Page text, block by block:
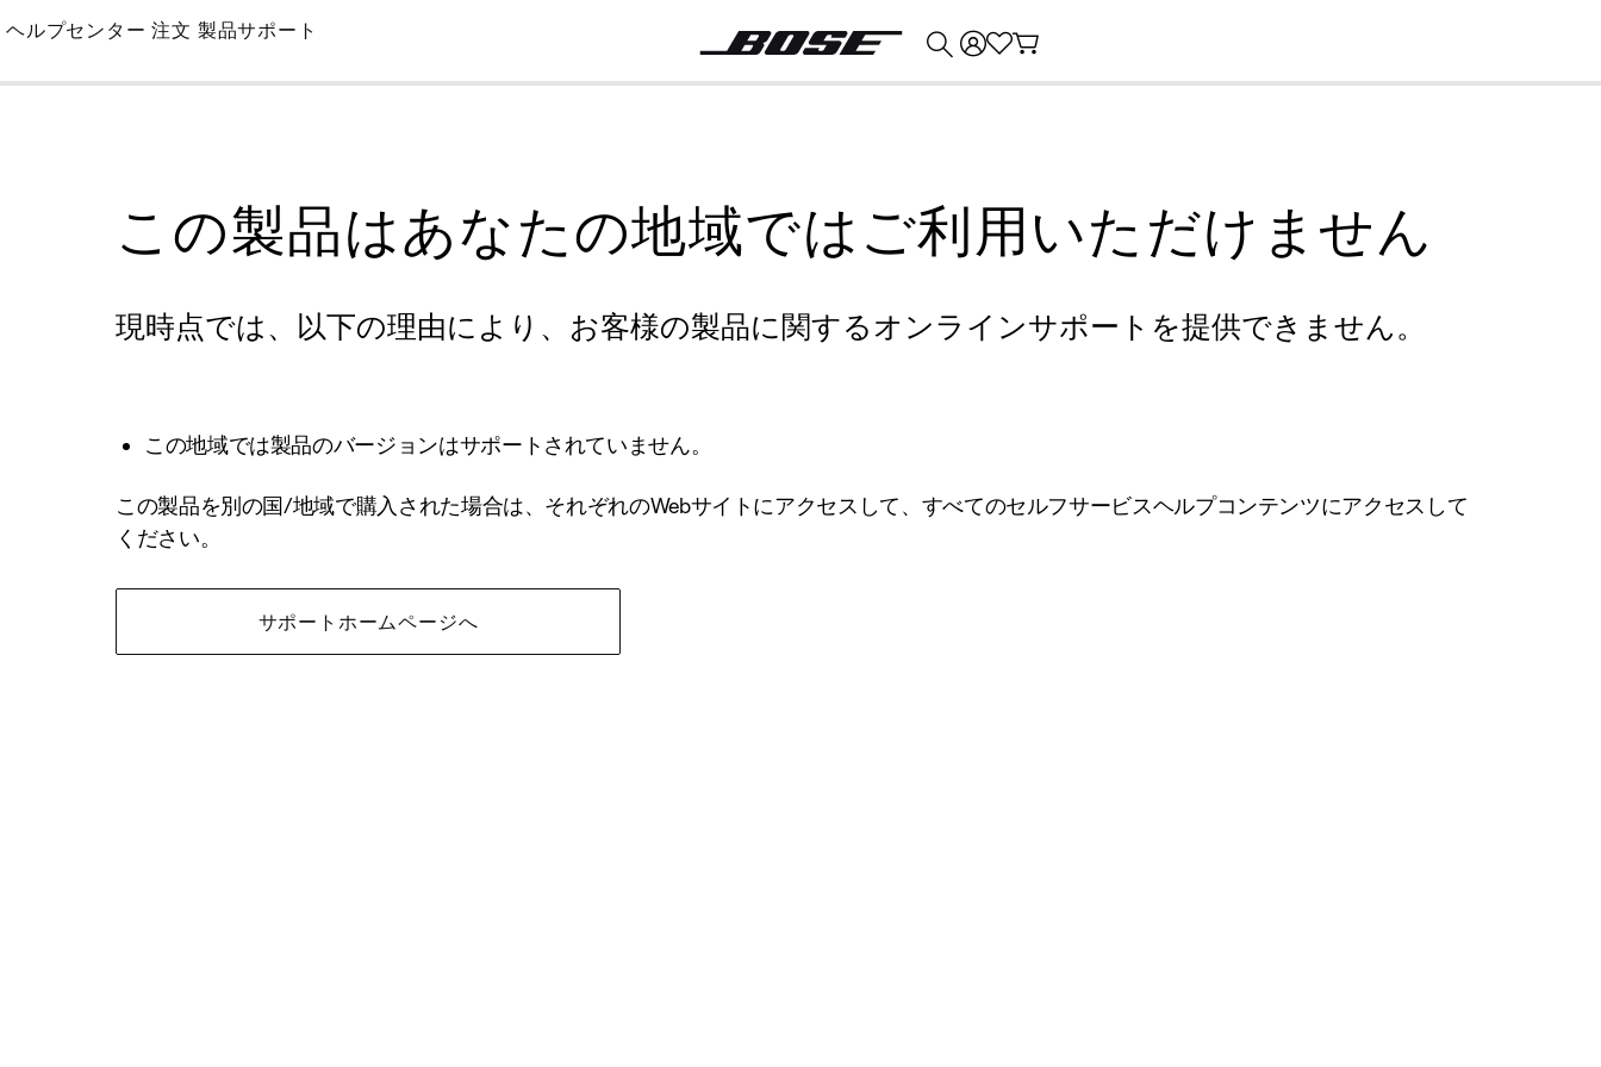
Skip
Main
ヘルプセンター 注文 製品サポート
この製品はあなたの地域ではご利用いただけません
現時点では、以下の理由により、お客様の製品に関するオンラインサポートを提供できません。
この地域では製品のバージョンはサポートされていません。
この製品を別の国/地域で購入された場合は、それぞれのWebサイトにアクセスして、すべてのセルフサービスヘルプコンテンツにアクセスして
ください。
サポートホームページへ